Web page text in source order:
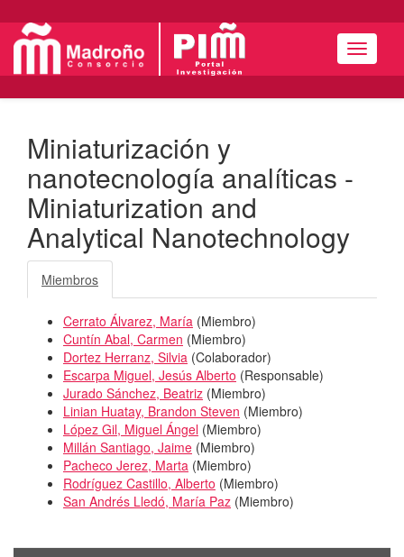
Menú
Miniaturización y
nanotecnología analíticas -
Miniaturization and
Analytical Nanotechnology
Miembros
Cerrato Álvarez, María (Miembro)
Cuntín Abal, Carmen (Miembro)
Dortez Herranz, Silvia (Colaborador)
Escarpa Miguel, Jesús Alberto (Responsable)
Jurado Sánchez, Beatriz (Miembro)
Linian Huatay, Brandon Steven (Miembro)
López Gil, Miguel Ángel (Miembro)
Millán Santiago, Jaime (Miembro)
Pacheco Jerez, Marta (Miembro)
Rodríguez Castillo, Alberto (Miembro)
San Andrés Lledó, María Paz (Miembro)